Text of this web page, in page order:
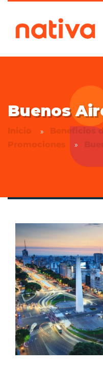
Buenos
Inicio
Beneficios
Promociones